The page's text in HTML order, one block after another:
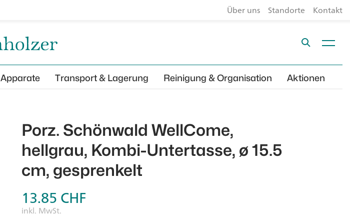
Über uns Standorte Kontakt
Apparate Transport & Lagerung Reinigung & Organisation Aktionen
Porz. Schönwald WellCome,
hellgrau, Kombi-Untertasse, ø 15.5
cm, gesprenkelt
13.85CHF
inkl. MwSt.